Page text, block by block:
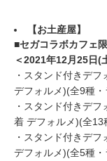
【お土産屋】
■セガコラボカフェ
＜2021年12月25日(
・スタンド付きデ
デフォルメ)(全9種
・スタンド付きデ
着 デフォルメ)(全13
・スタンド付きデ
デフォルメ)(全5種